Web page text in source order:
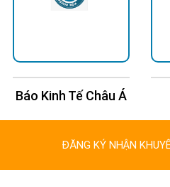
Báo Kinh Tế Châu Á
ĐĂNG KÝ NHẬN